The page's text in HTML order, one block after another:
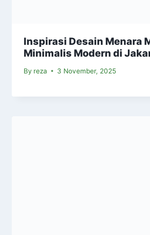
Inspirasi Desain Menara
Minimalis Modern di
By reza 3 November, 2025